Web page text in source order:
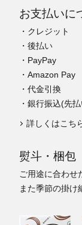
お支払いに
・クレジット
・後払い
・PayPay
・Amazon Pay
・代金引換
・銀行振込(先
詳しくはこち
熨斗・梱包
ご用途に合わせ
また季節の掛け